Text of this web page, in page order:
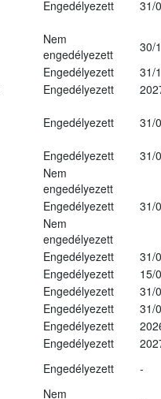
Engedélyezett 31/
Nem
engedélyezett
30/
Engedélyezett
31/
Engedélyezett
Engedélyezett 31/
Engedélyezett
31/
Nem
engedélyezett
Engedélyezett
31/
Nem
engedélyezett
Engedélyezett
31/
Engedélyezett
15/
Engedélyezett
31/
Engedélyezett
31/
Engedélyezett
Engedélyezett
Engedélyezett -
Nem